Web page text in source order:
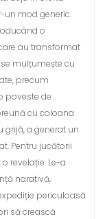
un mod generic.
o
au transformat
mulțumește cu
precum
poveste de
cu coloana
a generat un
Pentru jucătorii
revelație. Le-a
narativă,
periculoasă.
să crească